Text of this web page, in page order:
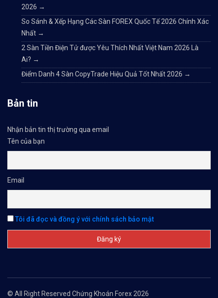
2026 →
So Sánh & Xếp Hạng Các Sàn FOREX Quốc Tế 2026 Chính Xác
Nhất →
2 Sàn Tiền Điện Tử được Yêu Thích Nhất Việt Nam 2026 Là
Ai? →
Điểm Danh 4 Sàn CopyTrade Hiệu Quả Tốt Nhất 2026 →
Bản tin
Nhận bản tin thị trường qua email
Tên của bạn
Email
Tôi đã đọc và đồng ý với chính sách bảo mật
© All Right Reserved Chứng Khoán Forex 2026